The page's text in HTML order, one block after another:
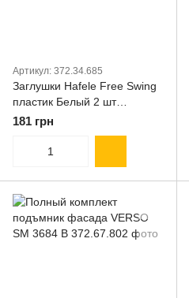
Артикул: 372.34.685
Заглушки Hafele Free Swing
пластик Белый 2 шт
(372.34.685)
181 грн